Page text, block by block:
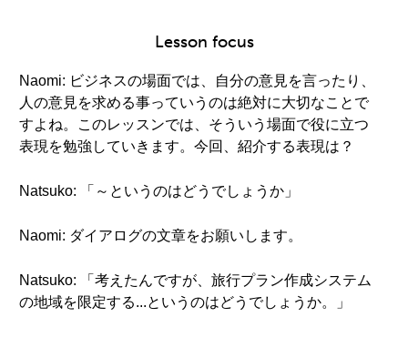
Lesson focus
Naomi: ビジネスの場面では、自分の意見を言ったり、
人の意見を求める事っていうのは絶対に大切なことで
すよね。このレッスンでは、そういう場面で役に立つ
表現を勉強していきます。今回、紹介する表現は？
Natsuko: 「～というのはどうでしょうか」
Naomi: ダイアログの文章をお願いします。
Natsuko: 「考えたんですが、旅行プラン作成システム
の地域を限定する...というのはどうでしょうか。」